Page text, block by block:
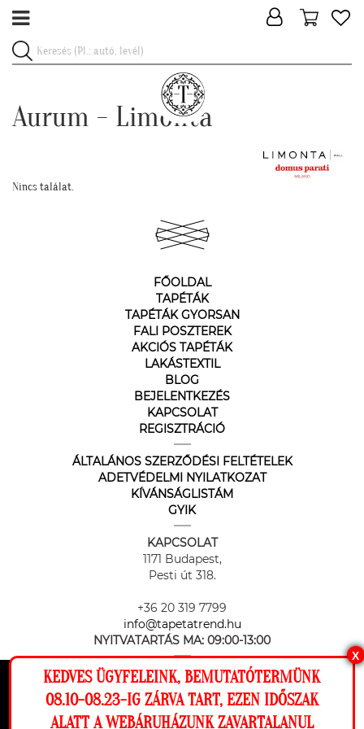
Ez a weboldal cookie-kat használ, hogy a
lehető legjobb élményt nyújtsa honlapunkon.
Aurum - Limonta
Nincs találat.
FŐOLDAL
TAPÉTÁK
TAPÉTÁK GYORSAN
FALI POSZTEREK
AKCIÓS TAPÉTÁK
LAKÁSTEXTIL
BLOG
BEJELENTKEZÉS
KAPCSOLAT
REGISZTRÁCIÓ
ÁLTALÁNOS SZERZŐDÉSI FELTÉTELEK
ADETVÉDELMI NYILATKOZAT
KÍVÁNSÁGLISTÁM
GYIK
KAPCSOLAT
1171 Budapest,
Pesti út 318.
+36 20 319 7799
info@tapetatrend.hu
NYITVATARTÁS MA: 09:00-13:00
X
KEDVES ÜGYFELEINK, BEMUTATÓTERMÜNK
08.10-08.23-IG ZÁRVA TART, EZEN IDŐSZAK
ALATT A WEBÁRUHÁZUNK ZAVARTALANUL